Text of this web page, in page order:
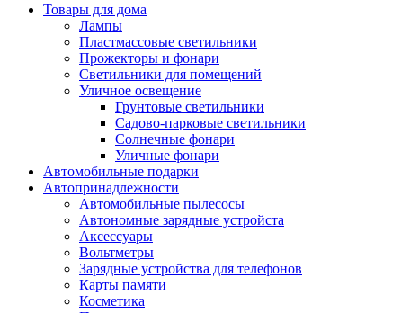
Товары для дома
Лампы
Пластмассовые светильники
Прожекторы и фонари
Светильники для помещений
Уличное освещение
Грунтовые светильники
Садово-парковые светильники
Солнечные фонари
Уличные фонари
Автомобильные подарки
Автопринадлежности
Автомобильные пылесосы
Автономные зарядные устройста
Аксессуары
Вольтметры
Зарядные устройства для телефонов
Карты памяти
Косметика